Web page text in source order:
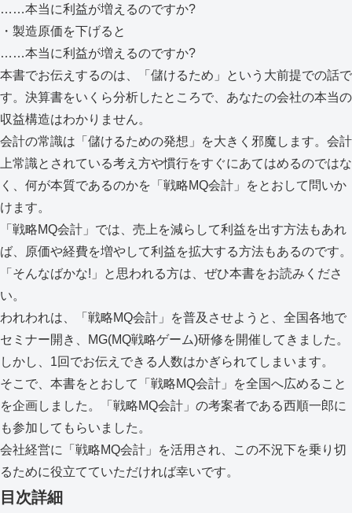
……本当に利益が増えるのですか?
・製造原価を下げると
……本当に利益が増えるのですか?
本書でお伝えするのは、「儲けるため」という大前提での話で
す。決算書をいくら分析したところで、あなたの会社の本当の
収益構造はわかりません。
会計の常識は「儲けるための発想」を大きく邪魔します。会計
上常識とされている考え方や慣行をすぐにあてはめるのではな
く、何が本質であるのかを「戦略MQ会計」をとおして問いか
けます。
「戦略MQ会計」では、売上を減らして利益を出す方法もあれ
ば、原価や経費を増やして利益を拡大する方法もあるのです。
「そんなばかな!」と思われる方は、ぜひ本書をお読みくださ
い。
われわれは、「戦略MQ会計」を普及させようと、全国各地で
セミナー開き、MG(MQ戦略ゲーム)研修を開催してきました。
しかし、1回でお伝えできる人数はかぎられてしまいます。
そこで、本書をとおして「戦略MQ会計」を全国へ広めること
を企画しました。「戦略MQ会計」の考案者である西順一郎に
も参加してもらいました。
会社経営に「戦略MQ会計」を活用され、この不況下を乗り切
るために役立てていただければ幸いです。
目次詳細